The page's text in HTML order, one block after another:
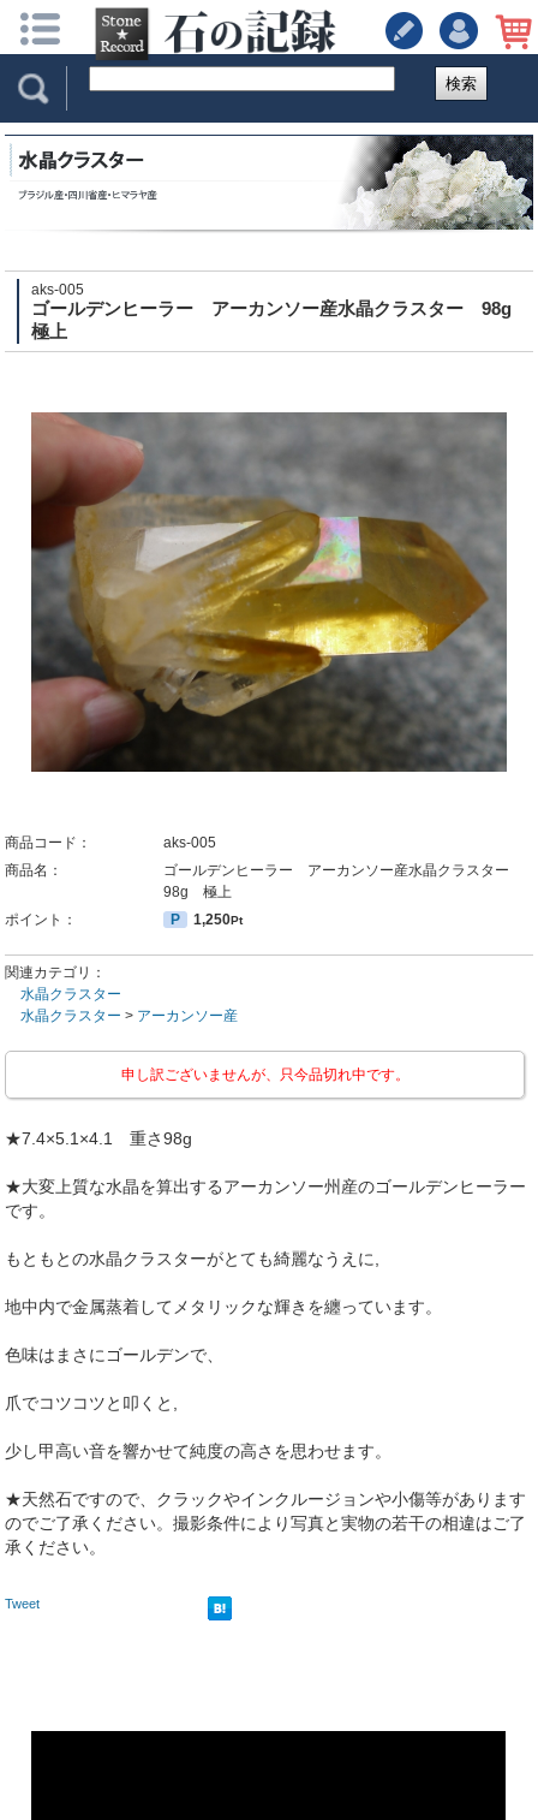
検索
aks-005
ゴールデンヒーラー アーカンソー産水晶クラスター 98g
極上
商品コード：
aks-005
商品名：
ゴールデンヒーラー アーカンソー産水晶クラスター
98g 極上
ポイント：
P 1,250Pt
関連カテゴリ：
水晶クラスター
水晶クラスター > アーカンソー産
申し訳ございませんが、只今品切れ中です。
★7.4×5.1×4.1 重さ98g
★大変上質な水晶を算出するアーカンソー州産のゴールデンヒーラー
です。
もともとの水晶クラスターがとても綺麗なうえに,
地中内で金属蒸着してメタリックな輝きを纏っています。
色味はまさにゴールデンで、
爪でコツコツと叩くと,
少し甲高い音を響かせて純度の高さを思わせます。
★天然石ですので、クラックやインクルージョンや小傷等があります
のでご了承ください。撮影条件により写真と実物の若干の相違はご了
承ください。
Tweet